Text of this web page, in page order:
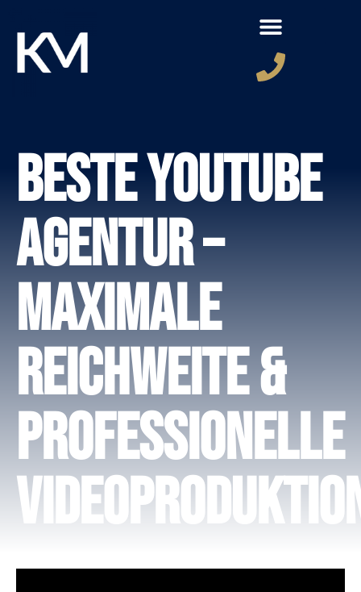
Beste YouTube
Agentur –
Maximale
Reichweite &
Professionelle